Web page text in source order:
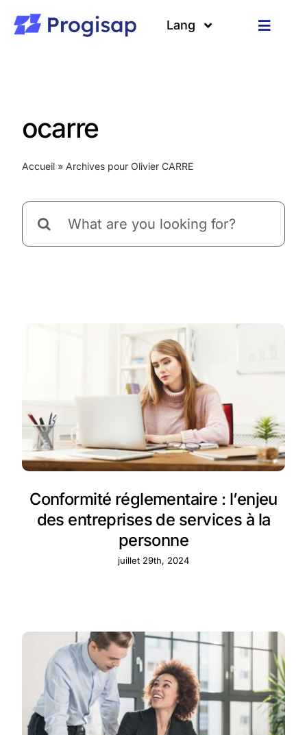
contenu
Toggle
Lang
ocarre
Accueil» Archives pour Olivier CARRE
Rechercher:
Conformité réglementaire : l’enjeu
des entreprises de services à la
personne
juillet 29th, 2024